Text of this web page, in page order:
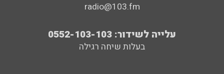
radio@103.fm
עלייה לשידור: 0552-103-103
בעלות שיחה רגילה